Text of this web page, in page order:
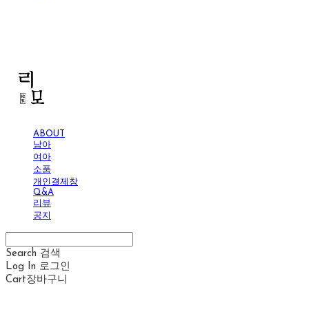
ABOUT
남아
여아
소품
개인결제창
Q&A
리뷰
공지
Search 검색
Log In 로그인
Cart장바구니